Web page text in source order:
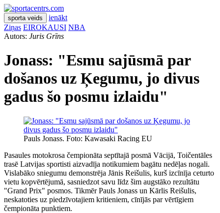
sporta veids
ienākt
Ziņas EIROKAUSI NBA
Autors: Juris Grīns
Jonass: "Esmu sajūsmā par
došanos uz Ķegumu, jo divus
gadus šo posmu izlaidu"
Pauls Jonass. Foto: Kawasaki Racing EU
Pasaules motokrosa čempionāta septītajā posmā Vācijā, Toičentāles
trasē Latvijas sportisti aizvadīja notikumiem bagātu nedēļas nogali.
Vislabāko sniegumu demonstrēja Jānis Reišulis, kurš izcīnīja ceturto
vietu kopvērtējumā, sasniedzot savu līdz šim augstāko rezultātu
"Grand Prix" posmos. Tikmēr Pauls Jonass un Kārlis Reišulis,
neskatoties uz piedzīvotajiem kritieniem, cīnījās par vērtīgiem
čempionāta punktiem.